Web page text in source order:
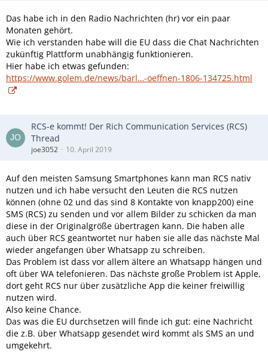
Das habe ich in den Radio Nachrichten (hr) vor ein paar
Monaten gehört.
Wie ich verstanden habe will die EU dass die Chat Nachrichten
zukünftig Plattform unabhängig funktionieren.
Hier habe ich etwas gefunden:
https://www.golem.de/news/barl…-oeffnen-1806-134725.html
RCS-e kommt! Der Rich Communication Services (RCS)
Thread
joe3052 10. April 2019
Auf den meisten Samsung Smartphones kann man RCS nativ
nutzen und ich habe versucht den Leuten die RCS nutzen
können (ohne 02 und das sind 8 Kontakte von knapp200) eine
SMS (RCS) zu senden und vor allem Bilder zu schicken da man
diese in der Originalgröße übertragen kann. Die haben alle
auch über RCS geantwortet nur haben sie alle das nächste Mal
wieder angefangen über Whatsapp zu schreiben.
Das Problem ist dass vor allem ältere an Whatsapp hängen und
oft über WA telefonieren. Das nächste große Problem ist Apple,
dort geht RCS nur über zusätzliche App die keiner freiwillig
nutzen wird.
Also keine Chance.
Das was die EU durchsetzen will finde ich gut: eine Nachricht
die z.B. über Whatsapp gesendet wird kommt als SMS an und
umgekehrt.